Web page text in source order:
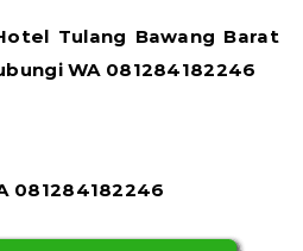
Tulang Bawang Barat
WA 081284182246
081284182246